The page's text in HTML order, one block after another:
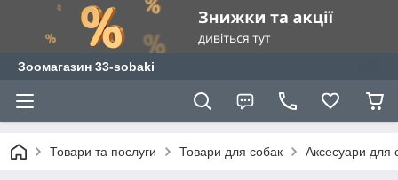
Зоомагазин 33-sobaki
Товари та послуги Товари для собак Аксесуари для